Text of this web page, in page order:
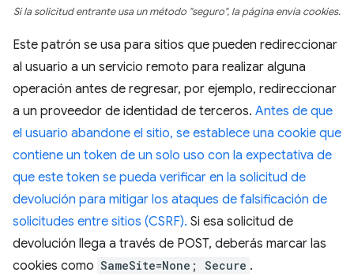
Si la solicitud entrante usa un método "seguro", la página envía cookies.
Este patrón se usa para sitios que pueden redireccionar
al usuario a un servicio remoto para realizar alguna
operación antes de regresar, por ejemplo, redireccionar
a un proveedor de identidad de terceros. Antes de que
el usuario abandone el sitio, se establece una cookie que
contiene un token de un solo uso con la expectativa de
que este token se pueda verificar en la solicitud de
devolución para mitigar los ataques de falsificación de
solicitudes entre sitios (CSRF). Si esa solicitud de
devolución llega a través de POST, deberás marcar las
cookies como SameSite=None; Secure .